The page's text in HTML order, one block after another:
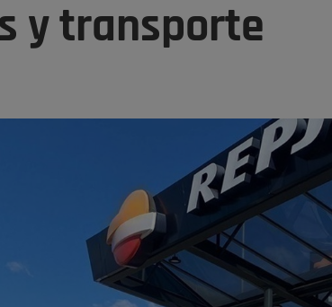
y transporte